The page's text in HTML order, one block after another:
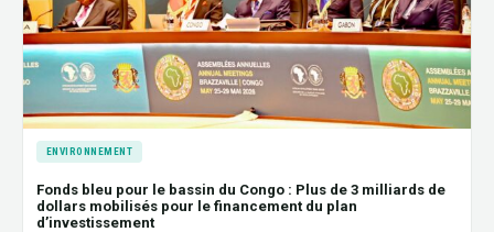
ENVIRONNEMENT
Fonds bleu pour le bassin du Congo : Plus de 3 milliards de
dollars mobilisés pour le financement du plan
d’investissement